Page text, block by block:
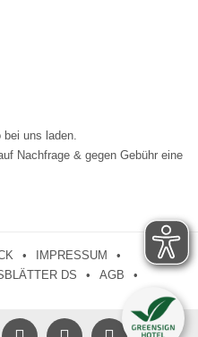
uns laden.
Nachfrage & gegen Gebühr eine
IMPRESSUM
DS
AGB